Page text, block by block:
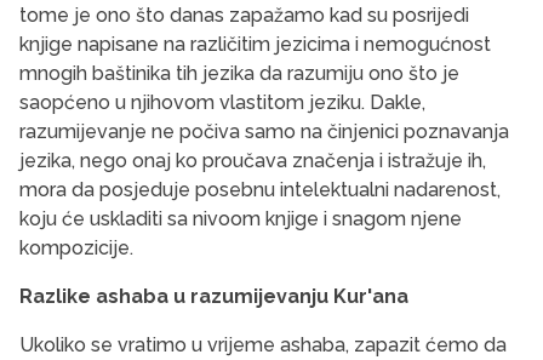
tome je ono što danas zapažamo kad su posrijedi
knjige napisane na različitim jezicima i nemogućnost
mnogih baštinika tih jezika da razumiju ono što je
saopćeno u njihovom vlastitom jeziku. Dakle,
razumijevanje ne počiva samo na činjenici poznavanja
jezika, nego onaj ko proučava značenja i istražuje ih,
mora da posjeduje posebnu intelektualni nadarenost,
koju će uskladiti sa nivoom knjige i snagom njene
kompozicije.
Razlike ashaba u razumijevanju Kur'ana
Ukoliko se vratimo u vrijeme ashaba, zapazit ćemo da